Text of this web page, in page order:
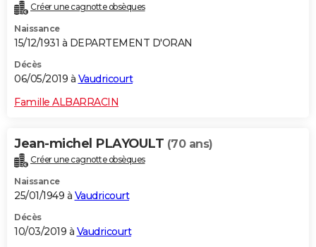
Créer une cagnotte obsèques
Naissance
15/12/1931 à DEPARTEMENT D'ORAN
Décès
06/05/2019 à Vaudricourt
Famille ALBARRACIN
Jean-michel PLAYOULT (70 ans)
Créer une cagnotte obsèques
Naissance
25/01/1949 à Vaudricourt
Décès
10/03/2019 à Vaudricourt